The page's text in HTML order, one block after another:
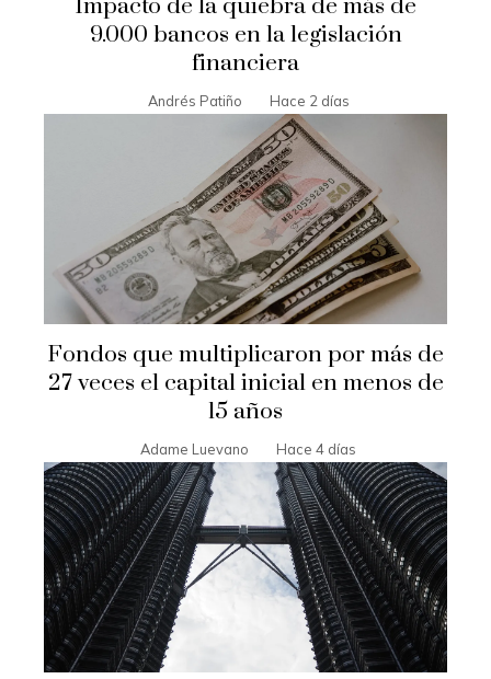
Impacto de la quiebra de más de
9.000 bancos en la legislación
financiera
Andrés Patiño Hace 2 días
Fondos que multiplicaron por más de
27 veces el capital inicial en menos de
15 años
Adame Luevano Hace 4 días